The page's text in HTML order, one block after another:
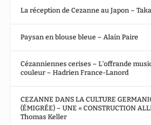
La réception de Cezanne au Japon –
Paysan en blouse bleue – Alain Paire
Cézanniennes cerises – L’offrande
couleur – Hadrien France-Lanord
CEZANNE DANS LA CULTURE
(ÉMIGRÉE) – UNE « CONSTRUCTION
Thomas Keller